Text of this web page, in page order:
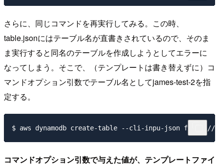
さらに、同じコマンドを再実行してみる。この時、
table.jsonにはテーブル名が直書きされているので、そのま
ま実行すると同名のテーブルを作成しようとしてエラーに
なってしまう。そこで、（テンプレートは書き替えずに）コ
マンドオプション引数でテーブル名としてjames-test-2を指
定する。
コマンドオプション引数で与えた値が、テンプレートファイ